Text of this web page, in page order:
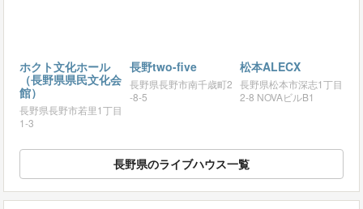
ホクト文化ホール
（長野県県民文化会
館）
長野県長野市若里1丁目
1-3
長野two-five
長野県長野市南千歳町2
-8-5
松本ALECX
長野県松本市深志1丁目
2-8 NOVAビルB1
長野県のライブハウス一覧